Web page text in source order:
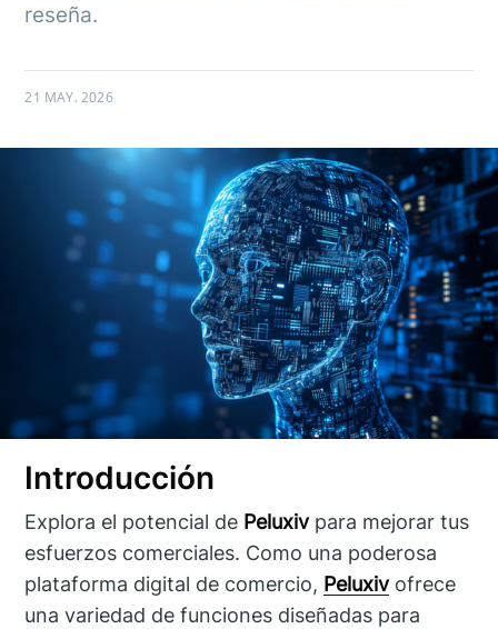
reseña.
21 MAY. 2026
Introducción
Explora el potencial de Peluxivpara mejorar tus
esfuerzos comerciales. Como una poderosa
plataforma digital de comercio, Peluxivofrece
una variedad de funciones diseñadas para